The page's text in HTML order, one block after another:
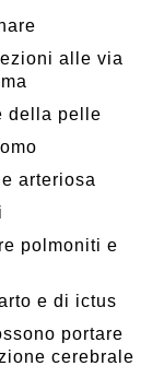
alle via
della pelle
arteriosa
polmoniti e
e di ictus
portare
cerebrale